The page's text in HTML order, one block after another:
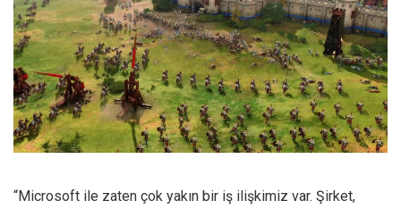
“Microsoft ile zaten çok yakın bir iş ilişkimiz var. Şirket,